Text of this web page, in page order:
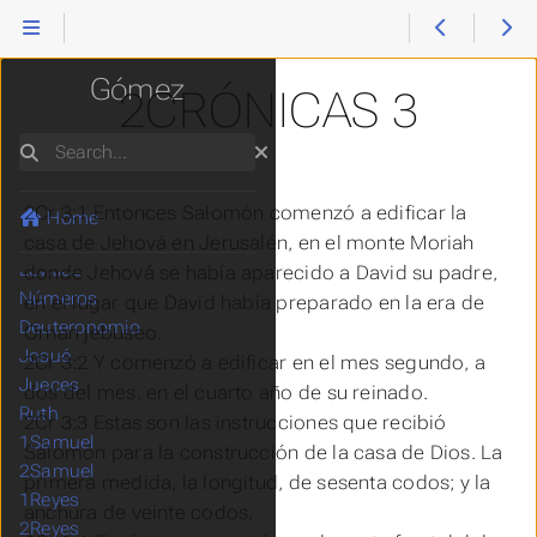
2CRÓNICAS 3
2Cr 3:1 Entonces Salomón comenzó a edificar la
casa de Jehová en Jerusalén, en el monte Moriah
donde
Jehová
se había aparecido a David su padre,
en el lugar que David había preparado en la era de
Ornán jebuseo.
2Cr 3:2 Y comenzó a edificar en el mes segundo, a
dos del mes, en el cuarto año de su reinado.
2Cr 3:3 Estas son las instrucciones que recibió
Salomón para la construcción de la casa de Dios. La
primera medida, la longitud, de sesenta codos; y la
anchura de veinte codos.
Reina Valera
Gómez
Search
Home
Génesis
Levítico
Números
Deuteronomio
Josué
Jueces
Ruth
1Samuel
2Samuel
1Reyes
2Reyes